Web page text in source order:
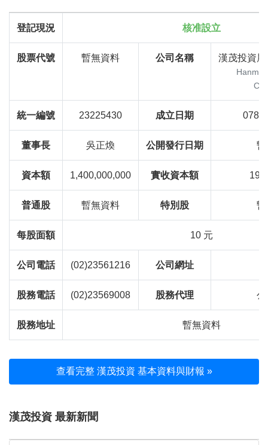
登記現況 核准設立
股票代號 暫無資料 公司名稱 漢茂投資
統一編號 23225430 成立日期 078
董事長 吳正煥 公開發行日期 暫
資本額 1,400,000,000 實收資本額
普通股 暫無資料 特別股 暫
每股面額 10 元
公司電話 (02)23561216 公司網址
股務電話 (02)23569008 股務代理 公
股務地址 暫無資料
查看完整 漢茂投資 基本資料與財報 »
漢茂投資 最新新聞